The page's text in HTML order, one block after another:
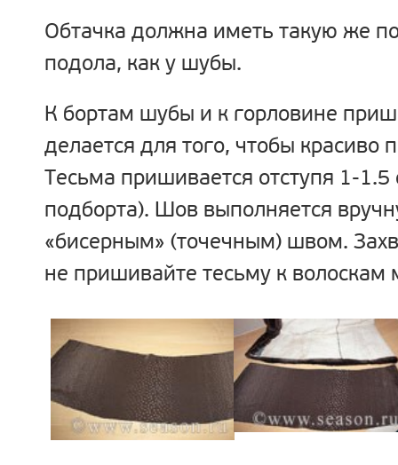
Обтачка должна иметь такую же
подола, как у шубы.
К бортам шубы и к горловине
делается для того, чтобы красиво
Тесьма пришивается отступя 1-1.5
подборта). Шов выполняется
«бисерным» (точечным) швом.
не пришивайте тесьму к волоскам